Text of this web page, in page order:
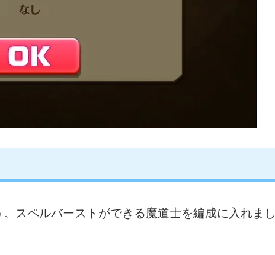
スペルバーストができる魔道士を編成に入れまし